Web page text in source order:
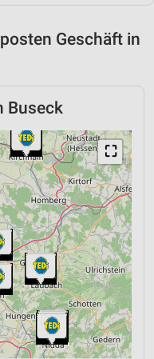
Geschäft in
Buseck
⛶